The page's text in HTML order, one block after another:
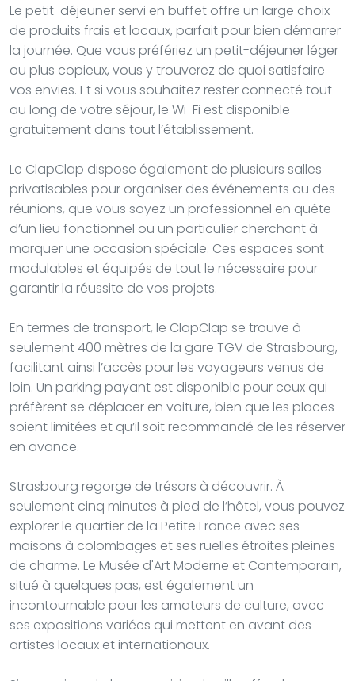
Le petit-déjeuner servi en buffet offre un large choix
de produits frais et locaux, parfait pour bien démarrer
la journée. Que vous préfériez un petit-déjeuner léger
ou plus copieux, vous y trouverez de quoi satisfaire
vos envies. Et si vous souhaitez rester connecté tout
au long de votre séjour, le Wi-Fi est disponible
gratuitement dans tout l’établissement.
Le ClapClap dispose également de plusieurs salles
privatisables pour organiser des événements ou des
réunions, que vous soyez un professionnel en quête
d’un lieu fonctionnel ou un particulier cherchant à
marquer une occasion spéciale. Ces espaces sont
modulables et équipés de tout le nécessaire pour
garantir la réussite de vos projets.
En termes de transport, le ClapClap se trouve à
seulement 400 mètres de la gare TGV de Strasbourg,
facilitant ainsi l’accès pour les voyageurs venus de
loin. Un parking payant est disponible pour ceux qui
préfèrent se déplacer en voiture, bien que les places
soient limitées et qu’il soit recommandé de les réserver
en avance.
Strasbourg regorge de trésors à découvrir. À
seulement cinq minutes à pied de l’hôtel, vous pouvez
explorer le quartier de la Petite France avec ses
maisons à colombages et ses ruelles étroites pleines
de charme. Le Musée d'Art Moderne et Contemporain,
situé à quelques pas, est également un
incontournable pour les amateurs de culture, avec
ses expositions variées qui mettent en avant des
artistes locaux et internationaux.